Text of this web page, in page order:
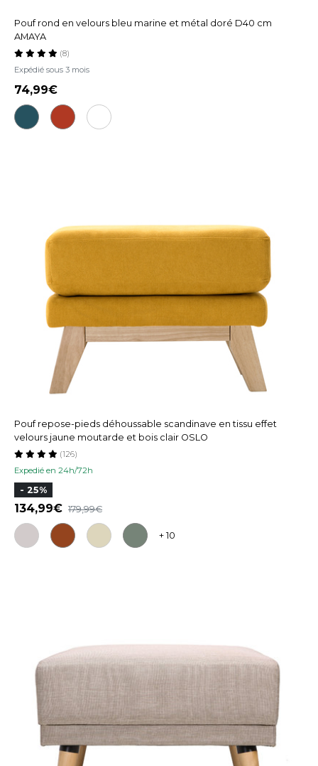
Pouf rond en velours bleu marine et métal doré D40 cm
AMAYA
Expédié sous 3 mois
(8)
74,99
Pouf repose-pieds déhoussable scandinave en tissu effet
velours jaune moutarde et bois clair OSLO
Expedié en 24h/72h
(126)
- 25%
134,99 179,99
+ 10